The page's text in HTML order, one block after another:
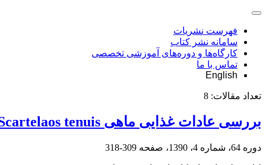
فهرست نشریات
سامانه نشر کتاب
کارگاه‌ها و دوره‌های آموزشی تخصصی
تماس با ما
English
تعداد مقالات: 8
بررسی عادات غذایی ماهی Scartelaos tenuis در آب‌های استان بوشهر
دوره 64، شماره 4، 1390، صفحه 309-318